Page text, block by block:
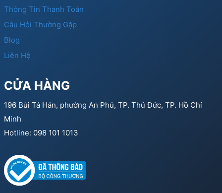
Thông Tin Thanh Toán
Câu Hỏi Thường Gặp
Blog
Liên Hệ
CỬA HÀNG
196 Bùi Tá Hán, phường An Phú, TP. Thủ Đức, TP. Hồ Chí
Minh
Hotline: 098 101 1013